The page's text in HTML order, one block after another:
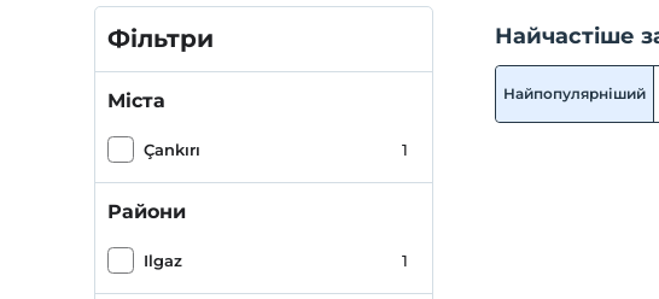
Фільтри
Міста
Çankırı 1
Райони
Ilgaz 1
Найчастіше
Найпопулярніший